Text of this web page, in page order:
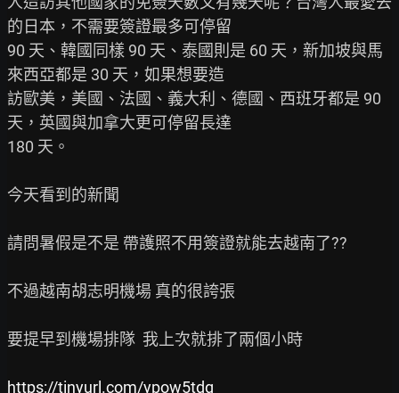
的日本，不需要簽證最多可停留
90 天、韓國同樣 90 天、泰國則是 60 天，新加坡與馬
來西亞都是 30 天，如果想要造
訪歐美，美國、法國、義大利、德國、西班牙都是 90
天，英國與加拿大更可停留長達
180 天。
今天看到的新聞
請問暑假是不是 帶護照不用簽證就能去越南了??
不過越南胡志明機場 真的很誇張
要提早到機場排隊  我上次就排了兩個小時
https://tinyurl.com/ypow5tdg